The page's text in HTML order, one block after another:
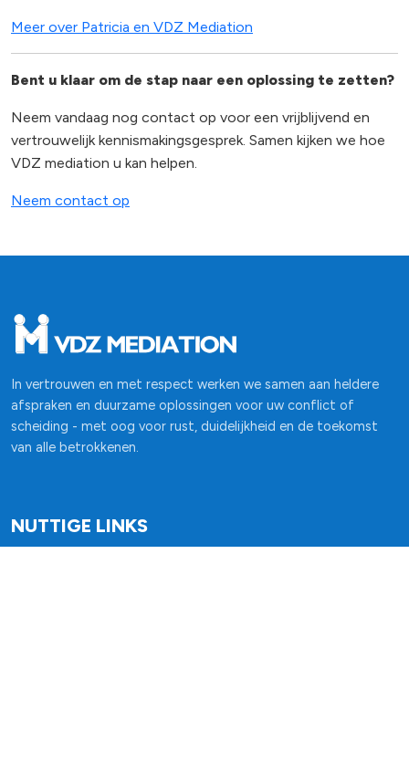
Meer over Patricia en VDZ Mediation
Bent u klaar om de stap naar een oplossing te zetten?
Neem vandaag nog contact op voor een vrijblijvend en
vertrouwelijk kennismakingsgesprek. Samen kijken we hoe
VDZ mediation u kan helpen.
Neem contact op
In vertrouwen en met respect werken we samen aan heldere
afspraken en duurzame oplossingen voor uw conflict of
scheiding - met oog voor rust, duidelijkheid en de toekomst
van alle betrokkenen.
NUTTIGE LINKS